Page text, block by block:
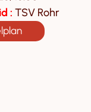
: TSV Rohr